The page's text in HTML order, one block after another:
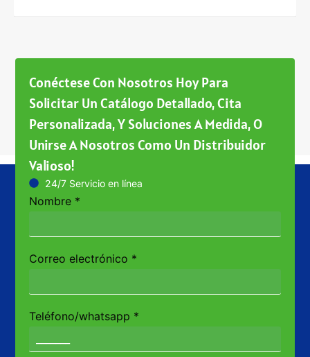
Conéctese Con Nosotros Hoy Para
Solicitar Un Catálogo Detallado, Cita
Personalizada, Y Soluciones A Medida, O
Unirse A Nosotros Como Un Distribuidor
Valioso!
24/7 Servicio en línea
Nombre *
Correo electrónico *
Teléfono/whatsapp *